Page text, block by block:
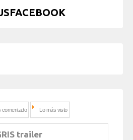
comentado Lo más visto
trailer